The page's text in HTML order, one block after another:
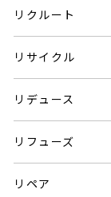
リクルート
リサイクル
リデュース
リフューズ
リペア